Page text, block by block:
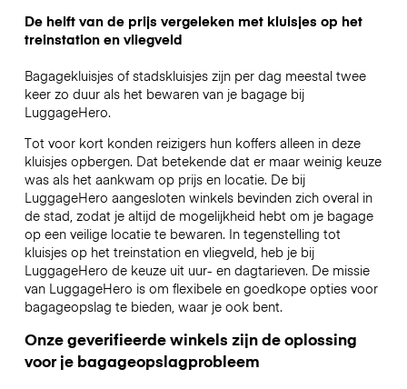
De helft van de prijs vergeleken met kluisjes op het
treinstation en vliegveld
Bagagekluisjes of stadskluisjes zijn per dag meestal twee
keer zo duur als het bewaren van je bagage bij
LuggageHero.
Tot voor kort konden reizigers hun koffers alleen in deze
kluisjes opbergen. Dat betekende dat er maar weinig keuze
was als het aankwam op prijs en locatie. De bij
LuggageHero aangesloten winkels bevinden zich overal in
de stad, zodat je altijd de mogelijkheid hebt om je bagage
op een veilige locatie te bewaren. In tegenstelling tot
kluisjes op het treinstation en vliegveld, heb je bij
LuggageHero de keuze uit uur- en dagtarieven. De missie
van LuggageHero is om flexibele en goedkope opties voor
bagageopslag te bieden, waar je ook bent.
Onze geverifieerde winkels zijn de oplossing
voor je bagageopslagprobleem